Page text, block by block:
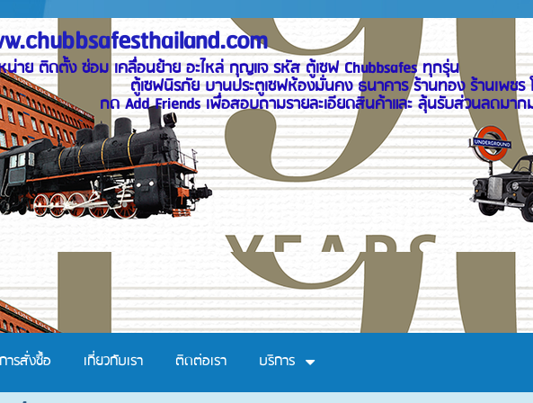
น่าย ติดตั้ง ซ่อม เคลื่อนย้าย อะไหล่ กุญแจ รหัส
ฟนิรภัย บานประตูเซฟห้องมั่นคง ธนาคาร ร้านทอง ร้านเพชร โร
Friends เพื่อสอบถามรายละเอียดสินค้าและ ลุ้นรับส่วนลดมากมาย
ารสั่งซื้อ เกี่ยวกับเรา ติดต่อเรา บริการ